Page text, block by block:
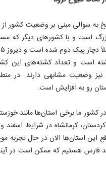
به سوالی مبنی بر وضعیت کشور
است و با کشورهای دیگر که
است و تعداد کشته‌‌های این
نیز وضعیت مشابهی دارند. در
رو به افزایش است.
کشور ما برخی استان‌‌ها مانند
کرمانشاه در شرایط
این استان‌‌ها الان در حال تجربه
فارس هستیم که ممکن است در